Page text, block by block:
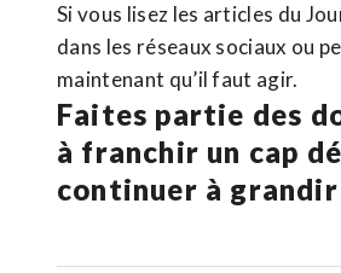
Si vous lisez les articles du
dans les réseaux sociaux ou
maintenant qu’il faut agir.
Faites partie des
à franchir un cap
continuer à